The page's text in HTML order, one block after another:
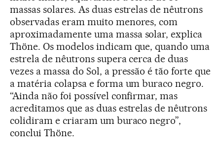
massas solares. As duas estrelas de nêutrons
observadas eram muito menores, com
aproximadamente uma massa solar, explica
Thöne. Os modelos indicam que, quando uma
estrela de nêutrons supera cerca de duas
vezes a massa do Sol, a pressão é tão forte que
a matéria colapsa e forma um buraco negro.
“Ainda não foi possível confirmar, mas
acreditamos que as duas estrelas de nêutrons
colidiram e criaram um buraco negro”,
conclui Thöne.